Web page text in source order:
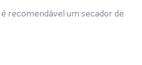
recomendável um secador de